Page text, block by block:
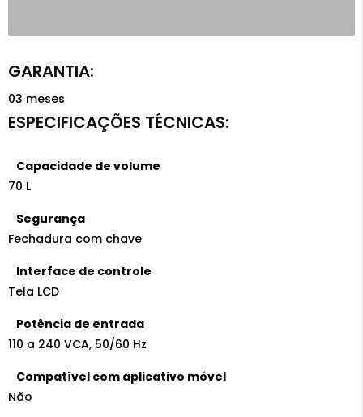
03 meses
Capacidade de volume
70 L
Segurança
Fechadura com chave
Interface de controle
Tela LCD
Potência de entrada
110 a 240 VCA, 50/60 Hz
Compatível com aplicativo móvel
Não